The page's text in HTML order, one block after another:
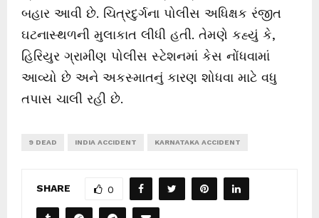
બહાર આવી છે. ચિત્રદુર્ગના પોલીસ અધિક્ષક રંજીત
ઘટનાસ્થળની મુલાકાત લીધી હતી. તેમણે કહ્યું કે,
હિરિયુર ગ્રામીણ પોલીસ સ્ટેશનમાં કેસ નોંધવામાં
આવ્યો છે અને અકસ્માતનું કારણ શોધવા માટે વધુ
તપાસ ચાલી રહી છે.
9 DEAD INDIA ACCIDENT KARNATAKA ACCIDENT
SHARE 0